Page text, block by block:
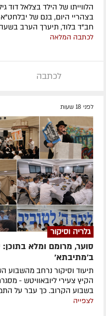
בצהריי היום, בנם של
חב"ד בלוד, תיערך הערב בשעה 18:00 בבית העלמין החדש
לכתבה המלאה
לכתבה
לפני 18 שעות
גלריה וסיקור
סוער, מרומם ומלא בתוכן:
ב'מתיבתא'
תיעוד וסיקור נרחב מהשבוע
הקיץ צעירי ליובאוויטש -
בשבוע הקרוב. כך עבר על
לצפייה